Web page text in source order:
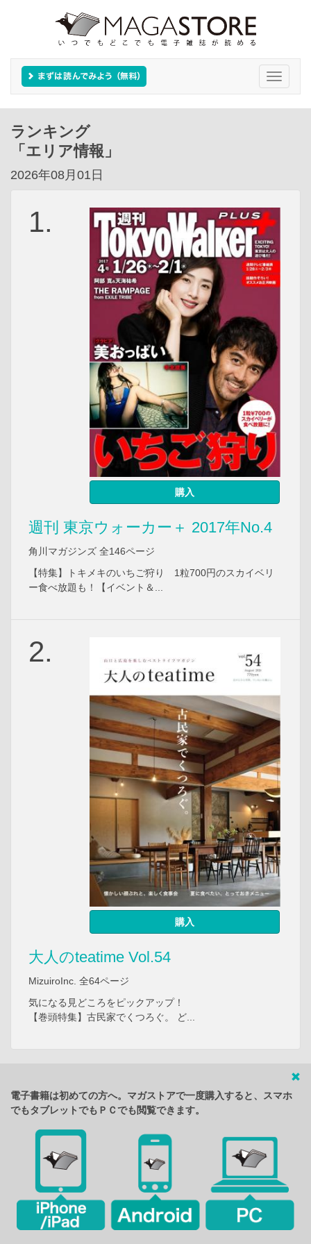
Toggle
ランキング
「エリア情報」
2026年08月01日
1.
購入
週刊 東京ウォーカー＋ 2017年No.4
角川マガジンズ 全146ページ
【特集】トキメキのいちご狩り 1粒700円のスカイベリ
ー食べ放題も！【イベント＆...
2.
購入
大人のteatime Vol.54
MizuiroInc. 全64ページ
気になる見どころをピックアップ！
【巻頭特集】古民家でくつろぐ。 ど...
電子書籍は初めての方へ。マガストアで一度購入すると、スマホ
でもタブレットでもＰＣでも閲覧できます。